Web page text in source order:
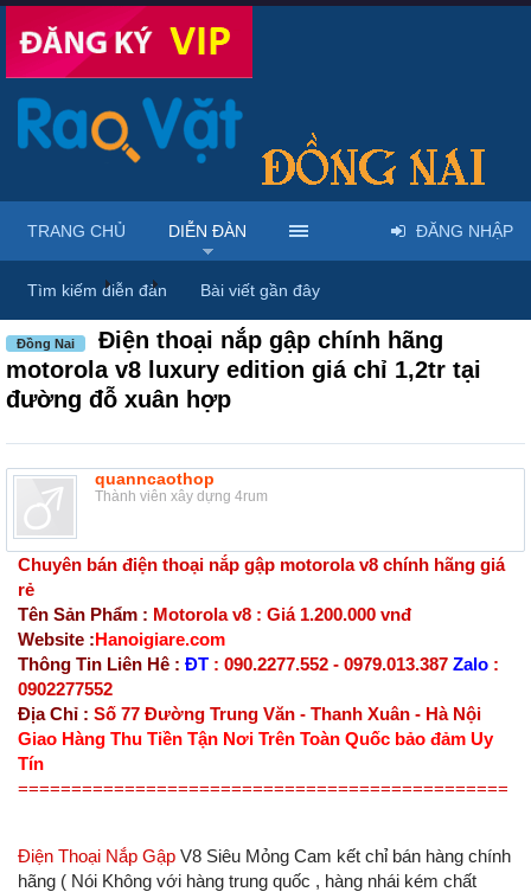
Diễn đàn ... Rao vặt tổng hợp - Uy tín - Miễn phí
Đồng Nai
Điện thoại nắp gập chính hãng
motorola v8 luxury edition giá chỉ 1,2tr tại
đường đỗ xuân hợp
quanncaothop
Thành viên xây dựng 4rum
Chuyên bán điện thoại nắp gập motorola v8 chính hãng giá
rẻ
Tên Sản Phẩm : Motorola v8 : Giá 1.200.000 vnđ
Website :Hanoigiare.com
Thông Tin Liên Hê : ĐT : 090.2277.552 - 0979.013.387 Zalo :
0902277552
Địa Chỉ : Số 77 Đường Trung Văn - Thanh Xuân - Hà Nội
Giao Hàng Thu Tiền Tận Nơi Trên Toàn Quốc bảo đảm Uy
Tín
==============================================
Điện Thoại Nắp Gập V8 Siêu Mỏng Cam kết chỉ bán hàng chính
hãng ( Nói Không với hàng trung quốc , hàng nhái kém chất
TRANG CHỦ DIỄN ĐÀN
Tìm kiếm diễn đàn Bài viết gần đây
ĐĂNG NHẬP